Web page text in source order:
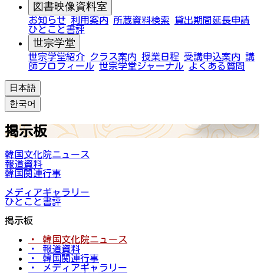
図書映像資料室
お知らせ 利用案内 所蔵資料検索
貸出期間延長申請
ひとこと書評
世宗学堂
世宗学堂紹介 クラス案内 授業日程 受講申込案内 講
師プロフィール 世宗学堂ジャーナル よくある質問
日本語
한국어
掲示板
韓国文化院ニュース
報道資料
韓国関連行事
メディアギャラリー
ひとこと書評
掲示板
・ 韓国文化院ニュース
・ 報道資料
・ 韓国関連行事
・ メディアギャラリー